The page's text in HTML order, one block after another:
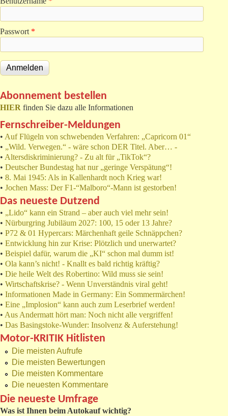
Passwort *
Abonnement bestellen
HIER finden Sie dazu alle Informationen
Fernschreiber-Meldungen
• Auf Flügeln von schwebenden Verfahren: „Capricorn 01“
• „Wild. Verwegen.“ - wäre schon DER Titel. Aber… -
• Altersdiskriminierung? - Zu alt für „TikTok“?
• Deutscher Bundestag hat nur „geringe Verspätung“!
• 8. Mai 1945: Als in Kallenhardt noch Krieg war!
• Jochen Mass: Der F1-“Malboro“-Mann ist gestorben!
Das neueste Dutzend
• „Lido“ kann ein Strand – aber auch viel mehr sein!
• Nürburgring Jubiläum 2027: 100, 15 oder 13 Jahre?
• P72 & 01 Hypercars: Märchenhaft geile Schnäppchen?
• Entwicklung hin zur Krise: Plötzlich und unerwartet?
• Beispiel dafür, warum die „KI“ schon mal dumm ist!
• Ola kann’s nicht! - Knallt es bald richtig kräftig?
• Die heile Welt des Robertino: Wild muss sie sein!
• Wirtschaftskrise? - Wenn Unverständnis viral geht!
• Informationen Made in Germany: Ein Sommermärchen!
• Eine „Implosion“ kann auch zum Leserbrief werden!
• Aus Andermatt hört man: Noch nicht alle vergriffen!
• Das Basingstoke-Wunder: Insolvenz & Auferstehung!
Motor-KRITIK Hitlisten
Die meisten Aufrufe
Die meisten Bewertungen
Die meisten Kommentare
Die neuesten Kommentare
Die neueste Umfrage
Was ist Ihnen beim Autokauf wichtig?